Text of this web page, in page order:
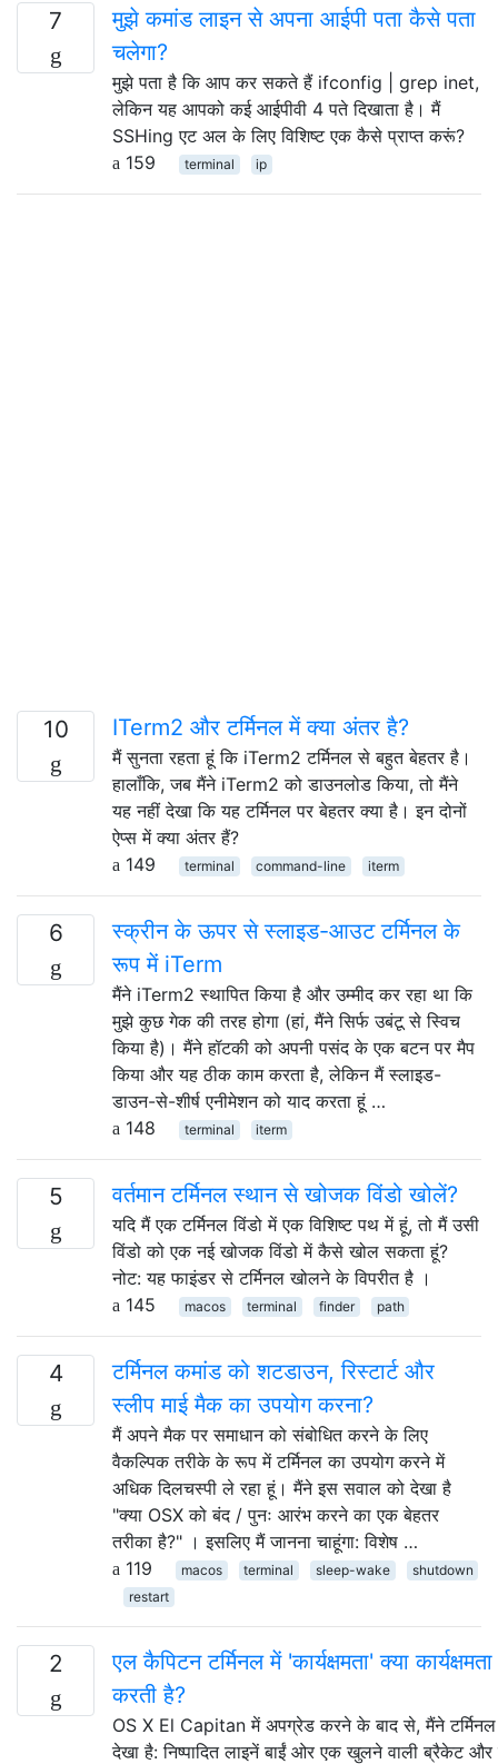
7
मुझे कमांड लाइन से अपना आईपी पता कैसे पता
चलेगा?
मुझे पता है कि आप कर सकते हैं ifconfig | grep inet,
लेकिन यह आपको कई आईपीवी 4 पते दिखाता है। मैं
SSHing एट अल के लिए विशिष्ट एक कैसे प्राप्त करूं?
159
terminal ip
10 ITerm2 और टर्मिनल में क्या अंतर है?
मैं सुनता रहता हूं कि iTerm2 टर्मिनल से बहुत बेहतर है।
हालाँकि, जब मैंने iTerm2 को डाउनलोड किया, तो मैंने
यह नहीं देखा कि यह टर्मिनल पर बेहतर क्या है। इन दोनों
ऐप्स में क्या अंतर हैं?
149
terminal command-line iterm
6
स्क्रीन के ऊपर से स्लाइड-आउट टर्मिनल के
रूप में iTerm
मैंने iTerm2 स्थापित किया है और उम्मीद कर रहा था कि
मुझे कुछ गेक की तरह होगा (हां, मैंने सिर्फ उबंटू से स्विच
किया है)। मैंने हॉटकी को अपनी पसंद के एक बटन पर मैप
किया और यह ठीक काम करता है, लेकिन मैं स्लाइड-
डाउन-से-शीर्ष एनीमेशन को याद करता हूं …
148
terminal iterm
5 वर्तमान टर्मिनल स्थान से खोजक विंडो खोलें?
यदि मैं एक टर्मिनल विंडो में एक विशिष्ट पथ में हूं, तो मैं उसी
विंडो को एक नई खोजक विंडो में कैसे खोल सकता हूं?
नोट: यह फाइंडर से टर्मिनल खोलने के विपरीत है ।
145
macos terminal finder path
4
टर्मिनल कमांड को शटडाउन, रिस्टार्ट और
स्लीप माई मैक का उपयोग करना?
मैं अपने मैक पर समाधान को संबोधित करने के लिए
वैकल्पिक तरीके के रूप में टर्मिनल का उपयोग करने में
अधिक दिलचस्पी ले रहा हूं। मैंने इस सवाल को देखा है
"क्या OSX को बंद / पुनः आरंभ करने का एक बेहतर
तरीका है?" । इसलिए मैं जानना चाहूंगा: विशेष …
119
macos terminal sleep-wake
shutdown
restart
2
एल कैपिटन टर्मिनल में 'कार्यक्षमता' क्या
करती है?
OS X El Capitan में अपग्रेड करने के बाद से, मैंने टर्मिनल
देखा है: निष्पादित लाइनें बाईं ओर एक खुलने वाली ब्रैकेट और